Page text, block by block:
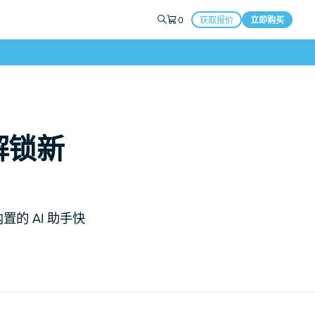
0 获取报价 立即购买
锁新
的 AI 助手快